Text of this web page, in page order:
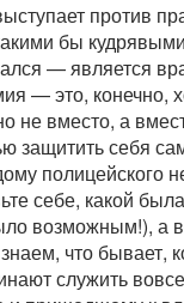
против
бы
— является
— это, конечно,
не вместо, а
защитить себя
полицейского
себе, какой
возможным!), а
что бывает,
служить